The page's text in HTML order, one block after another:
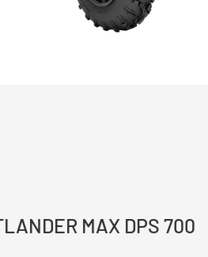
MAX DPS 700